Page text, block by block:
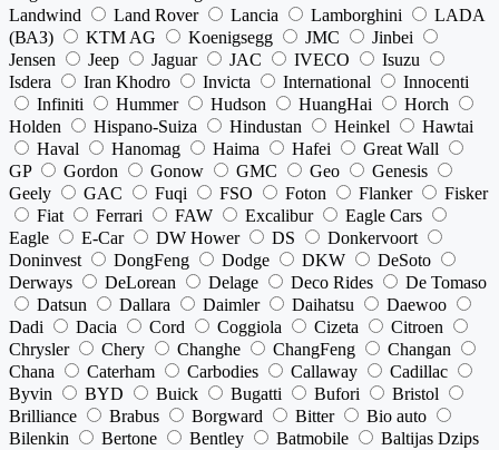
Landwind
Land Rover Lancia Lamborghini
LADA
(ВАЗ)
KTM AG Koenigsegg JMC
Jinbei
Jensen
Jeep Jaguar JAC IVECO
Isuzu
Isdera
Iran Khodro Invicta International
Innocenti
Infiniti
Hummer Hudson HuangHai
Horch
Holden
Hispano-Suiza Hindustan Heinkel
Hawtai
Haval
Hanomag Haima Hafei
Great Wall
GP
Gordon Gonow GMC Geo
Genesis
Geely
GAC Fuqi FSO Foton Flanker
Fisker
Fiat
Ferrari FAW Excalibur
Eagle Cars
Eagle
E-Car DW Hower DS
Donkervoort
Doninvest
DongFeng Dodge DKW
DeSoto
Derways
DeLorean Delage Deco Rides
De Tomaso
Datsun
Dallara Daimler Daihatsu
Daewoo
Dadi
Dacia Cord Coggiola Cizeta
Citroen
Chrysler
Chery Changhe ChangFeng
Changan
Chana
Caterham Carbodies Callaway
Cadillac
Byvin
BYD Buick Bugatti Bufori
Bristol
Brilliance
Brabus Borgward Bitter
Bio auto
Bilenkin
Bertone Bentley Batmobile
Baltijas Dzips